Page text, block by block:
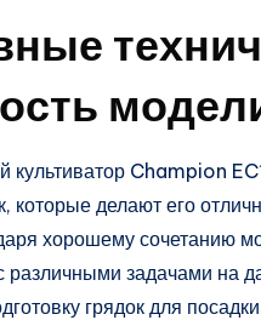
культиватор Champion
которые делают его
хорошему сочетанию
различными задачами на
грядок для